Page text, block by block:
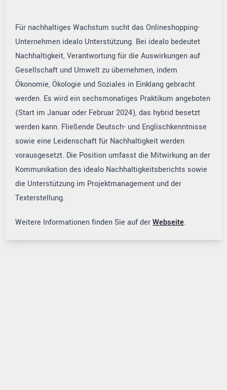
Für nachhaltiges Wachstum sucht das Onlineshopping-
Unternehmen idealo Unterstützung. Bei idealo bedeutet
Nachhaltigkeit, Verantwortung für die Auswirkungen auf
Gesellschaft und Umwelt zu übernehmen, indem
Ökonomie, Ökologie und Soziales in Einklang gebracht
werden. Es wird ein sechsmonatiges Praktikum angeboten
(Start im Januar oder Februar 2024), das hybrid besetzt
werden kann. Fließende Deutsch- und Englischkenntnisse
sowie eine Leidenschaft für Nachhaltigkeit werden
vorausgesetzt. Die Position umfasst die Mitwirkung an der
Kommunikation des idealo Nachhaltigkeitsberichts sowie
die Unterstützung im Projektmanagement und der
Texterstellung.
Weitere Informationen finden Sie auf derWebseite.